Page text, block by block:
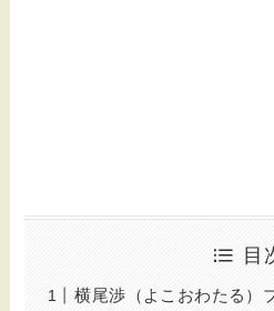
目
横尾渉（よこおわたる）